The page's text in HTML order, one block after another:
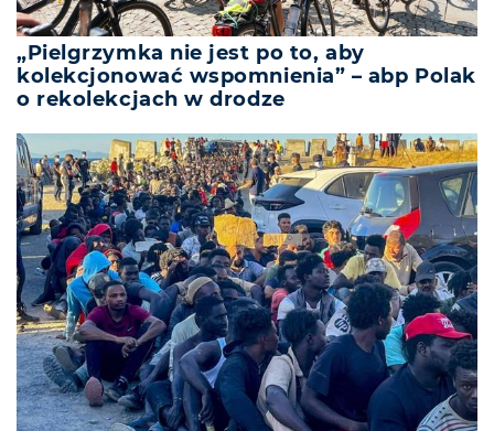
„Pielgrzymka nie jest po to, aby
kolekcjonować wspomnienia” – abp Polak
o rekolekcjach w drodze